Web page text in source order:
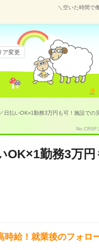
＼空いた時間で
ア変更
日払いOK×1勤務3万円も可！施設での
No.CRSF
OK×1勤務3万円
給！就業後のフォロ